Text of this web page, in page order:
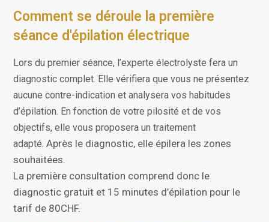
Comment se déroule la première
séance d'épilation électrique
Lors du premier séance, l’experte électrolyste fera un
diagnostic complet. Elle vérifiera que vous ne présentez
aucune contre-indication et analysera vos habitudes
d’épilation. En fonction de votre pilosité et de vos
objectifs, elle vous proposera un traitement
adapté.Après le diagnostic, elle épilera les zones
souhaitées.
La première consultation comprend donc le
diagnostic gratuit et 15 minutes d’épilation pour le
tarif de 80CHF.